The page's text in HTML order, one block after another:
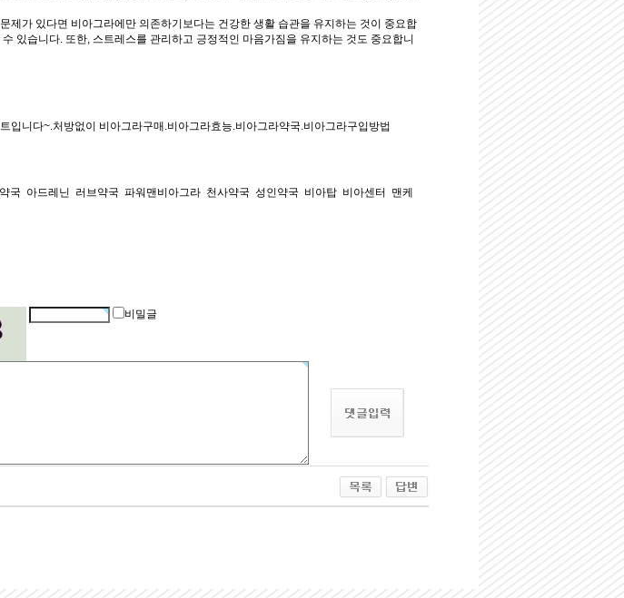
제가 있다면 비아그라에만 의존하기보다는 건강한 생활 습관을 유지하는 것이 중요합
있습니다. 또한, 스트레스를 관리하고 긍정적인 마음가짐을 유지하는 것도 중요합니
입니다~.처방없이 비아그라구매.비아그라효능.비아그라약국.비아그라구입방법
국 아드레닌 러브약국 파워맨비아그라 천사약국 성인약국 비아탑 비아센터 맨케
비밀글